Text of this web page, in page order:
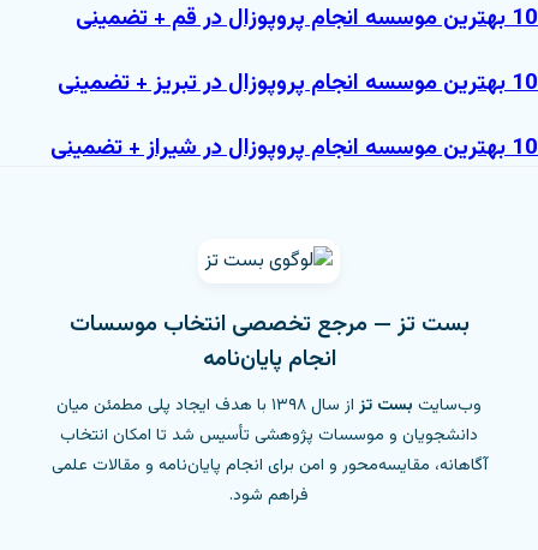
10 بهترین موسسه انجام پروپوزال در قم + تضمینی
10 بهترین موسسه انجام پروپوزال در تبریز + تضمینی
10 بهترین موسسه انجام پروپوزال در شیراز + تضمینی
بست تز — مرجع تخصصی انتخاب موسسات
انجام پایان‌نامه
وب‌سایت بست تز
از سال ۱۳۹۸ با هدف ایجاد پلی مطمئن میان
دانشجویان و موسسات پژوهشی تأسیس شد تا امکان انتخاب
آگاهانه، مقایسه‌محور و امن برای انجام پایان‌نامه و مقالات علمی
فراهم شود.